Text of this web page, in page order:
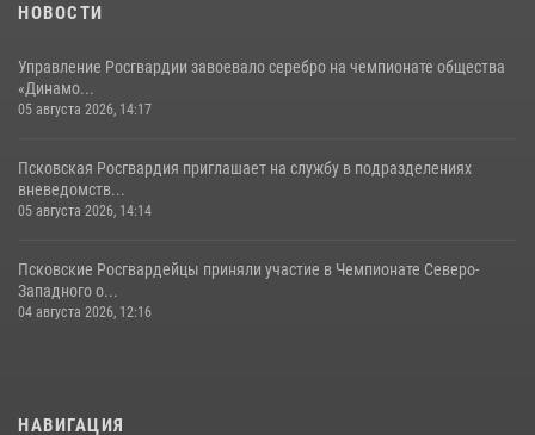
16 июля 2026, 10:24
НОВОСТИ
Управление Росгвардии завоевало серебро на чемпионате общества
«Динамо...
05 августа 2026, 14:17
Псковская Росгвардия приглашает на службу в подразделениях
вневедомств...
05 августа 2026, 14:14
Псковские Росгвардейцы приняли участие в Чемпионате Северо-
Западного о...
04 августа 2026, 12:16
НАВИГАЦИЯ